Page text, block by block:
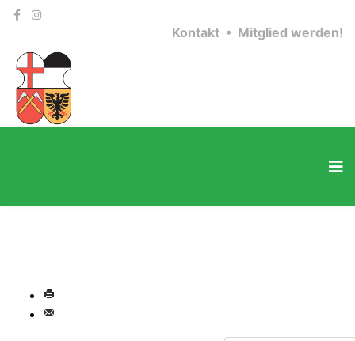
Kontakt • Mitglied werden!